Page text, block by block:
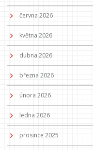
června 2026
května 2026
dubna 2026
března 2026
února 2026
ledna 2026
prosince 2025